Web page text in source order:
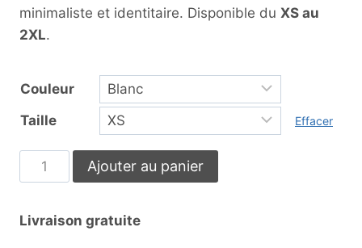
minimaliste et identitaire. Disponible du XS au
2XL.
Couleur
Taille
Effacer
Ajouter au panier
Livraison gratuite